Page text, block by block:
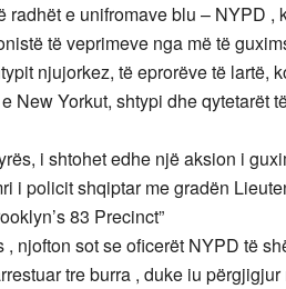
radhët e unifromave blu – NYPD ,
të veprimeve nga më të
njujorkez, të eprorëve të lartë,
New Yorkut, shtypi dhe qytetarët
i shtohet edhe një aksion i
i policit shqiptar me gradën
83 Precinct”
njofton sot se oficerët NYPD të
tre burra , duke iu